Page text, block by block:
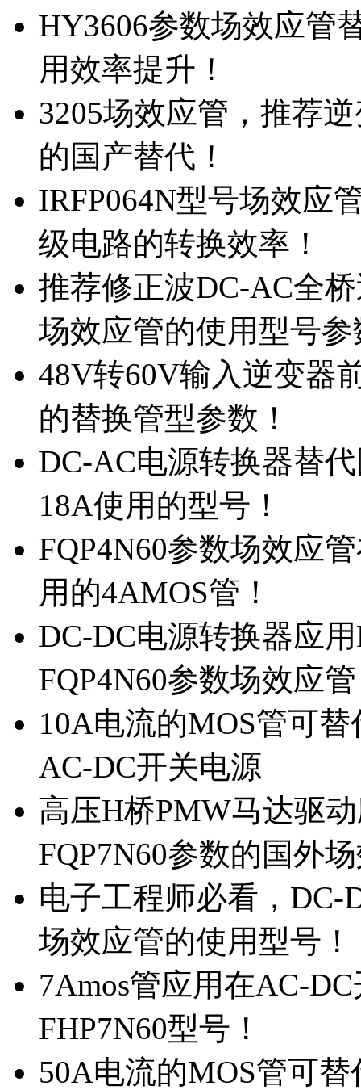
HY3606参数场效应管
用效率提升！
3205场效应管，推荐
的国产替代！
IRFP064N型号场效应
级电路的转换效率！
推荐修正波DC-AC全
场效应管的使用型号参
48V转60V输入逆变器
的替换管型参数！
DC-AC电源转换器替
18A使用的型号！
FQP4N60参数场效应
用的4AMOS管！
DC-DC电源转换器应
FQP4N60参数场效应
10A电流的MOS管可
AC-DC开关电源
高压H桥PMW马达驱
FQP7N60参数的国外
电子工程师必看，DC-
场效应管的使用型号！
7Amos管应用在AC-
FHP7N60型号！
50A电流的MOS管可